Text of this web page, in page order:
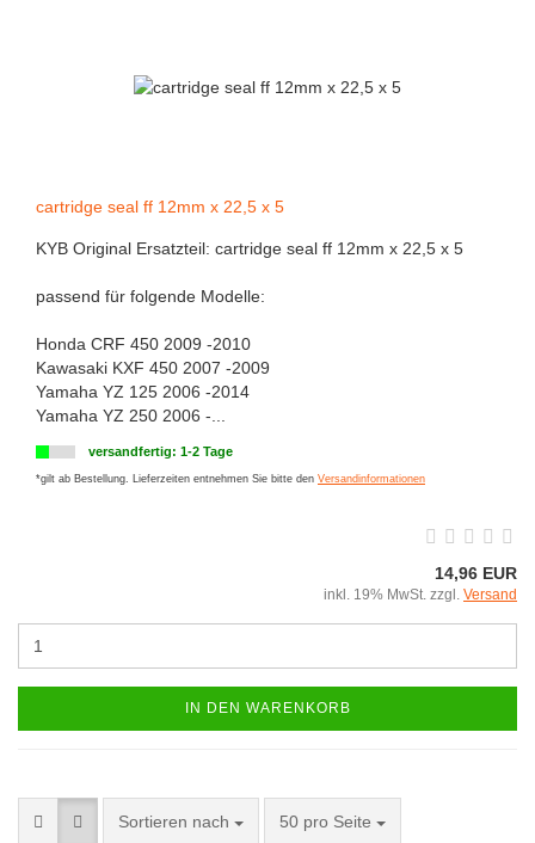
cartridge seal ff 12mm x 22,5 x 5
KYB Original Ersatzteil: cartridge seal ff 12mm x 22,5 x 5
passend für folgende Modelle:
Honda CRF 450 2009 -2010
Kawasaki KXF 450 2007 -2009
Yamaha YZ 125 2006 -2014
Yamaha YZ 250 2006 -...
versandfertig: 1-2 Tage
*gilt ab Bestellung. Lieferzeiten entnehmen Sie bitte den Versandinformationen
14,96 EUR
inkl. 19% MwSt. zzgl. Versand
IN DEN WARENKORB
Sortieren nach 50 pro Seite